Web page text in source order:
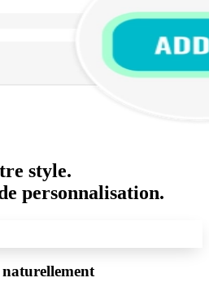
style.
personnalisation.